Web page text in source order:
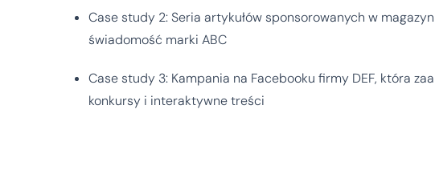
Case study 2: Seria artykułów sponsorowanych w
świadomość marki ABC
Case study 3: Kampania na Facebooku firmy DEF, która
konkursy i interaktywne treści